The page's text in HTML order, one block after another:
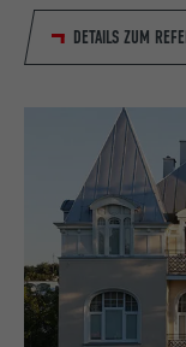
DETAILS ZUM